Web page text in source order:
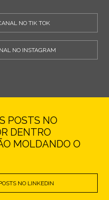
NO TIK TOK
NO INSTAGRAM
POSTS NO
DENTRO
MOLDANDO O
NO LINKEDIN